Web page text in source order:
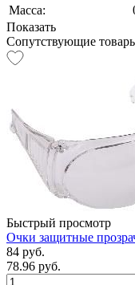
Масса:
Показать
Сопутствующие
Быстрый просмотр
Очки защитные
84 руб.
78.96 руб.